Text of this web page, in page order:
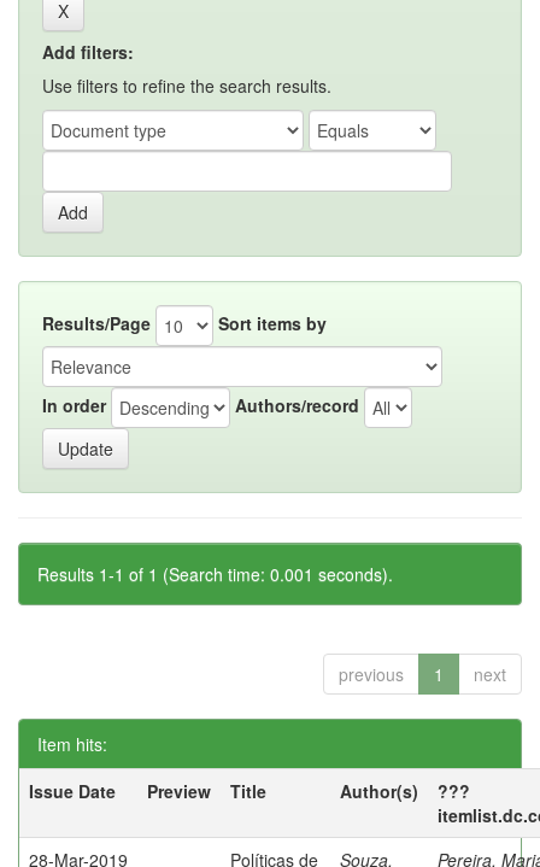
Add filters:
Use filters to refine the search results.
Results/Page Sort items by
In order Authors/record
Results 1-1 of 1 (Search time: 0.001 seconds).
previous 1 next
Item hits:
Issue Date
Preview Title Author(s)
???
28-Mar-2019
Políticas de Souza, Pereira,